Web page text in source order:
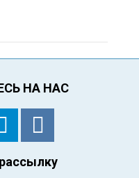
НА НАС